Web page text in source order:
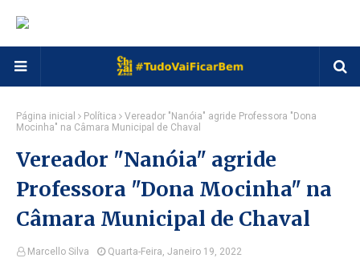
Página inicial Política
Vereador "Nanóia" agride Professora "Dona
Mocinha" na Câmara Municipal de Chaval
Vereador "Nanóia" agride
Professora "Dona Mocinha" na
Câmara Municipal de Chaval
Marcello Silva Quarta-Feira, Janeiro 19, 2022